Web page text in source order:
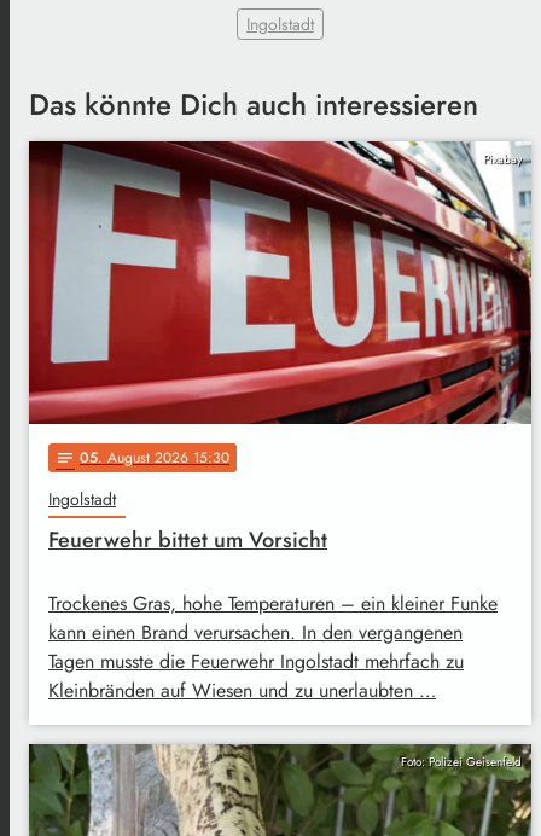
Ingolstadt
Das könnte Dich auch interessieren
Pixabay
notes 05. August 2026 15:30
Ingolstadt
Feuerwehr bittet um Vorsicht
Trockenes Gras, hohe Temperaturen – ein kleiner Funke
kann einen Brand verursachen. In den vergangenen
Tagen musste die Feuerwehr Ingolstadt mehrfach zu
Kleinbränden auf Wiesen und zu unerlaubten …
Foto: Polizei Geisenfeld